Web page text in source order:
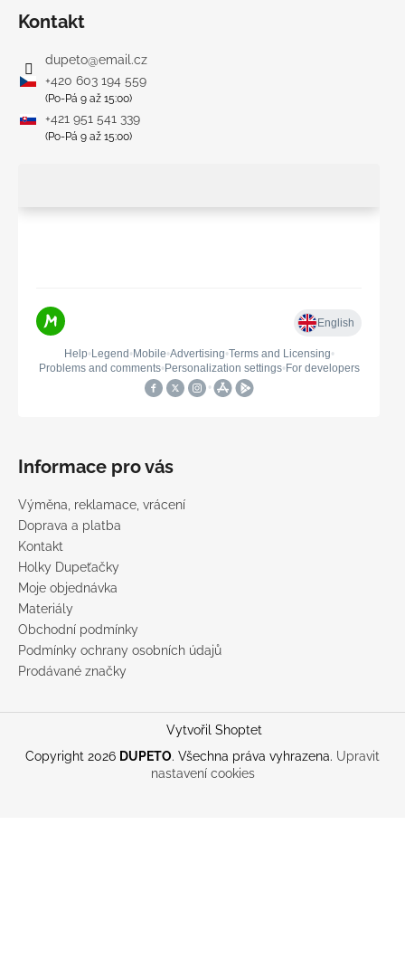
Kontakt
dupeto@email.cz
+420 603 194 559
(Po-Pá 9 až 15:00)
+421 951 541 339
(Po-Pá 9 až 15:00)
Informace pro vás
Výměna, reklamace, vrácení
Doprava a platba
Kontakt
Holky Dupeťačky
Moje objednávka
Materiály
Obchodní podmínky
Podmínky ochrany osobních údajů
Prodávané značky
Vytvořil Shoptet
Copyright 2026 DUPETO. Všechna práva vyhrazena. Upravit
nastavení cookies